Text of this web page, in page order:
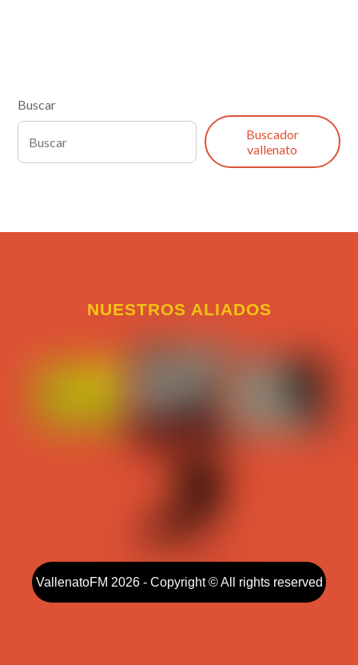
Buscar
Buscador
vallenato
NUESTROS ALIADOS
VallenatoFM 2026 - Copyright © All rights reserved